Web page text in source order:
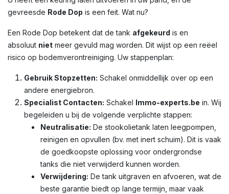
gevreesde Rode Dop is een feit. Wat nu?
Een Rode Dop betekent dat de tank afgekeurd is en
absoluut niet meer gevuld mag worden. Dit wijst op een reëel
risico op bodemverontreiniging. Uw stappenplan:
Gebruik Stopzetten: Schakel onmiddellijk over op een
andere energiebron.
Specialist Contacten: Schakel Immo-experts.be in. Wij
begeleiden u bij de volgende verplichte stappen:
Neutralisatie: De stookolietank laten leegpompen,
reinigen en opvullen (bv. met inert schuim). Dit is vaak
de goedkoopste oplossing voor ondergrondse
tanks die niet verwijderd kunnen worden.
Verwijdering: De tank uitgraven en afvoeren, wat de
beste garantie biedt op lange termijn, maar vaak